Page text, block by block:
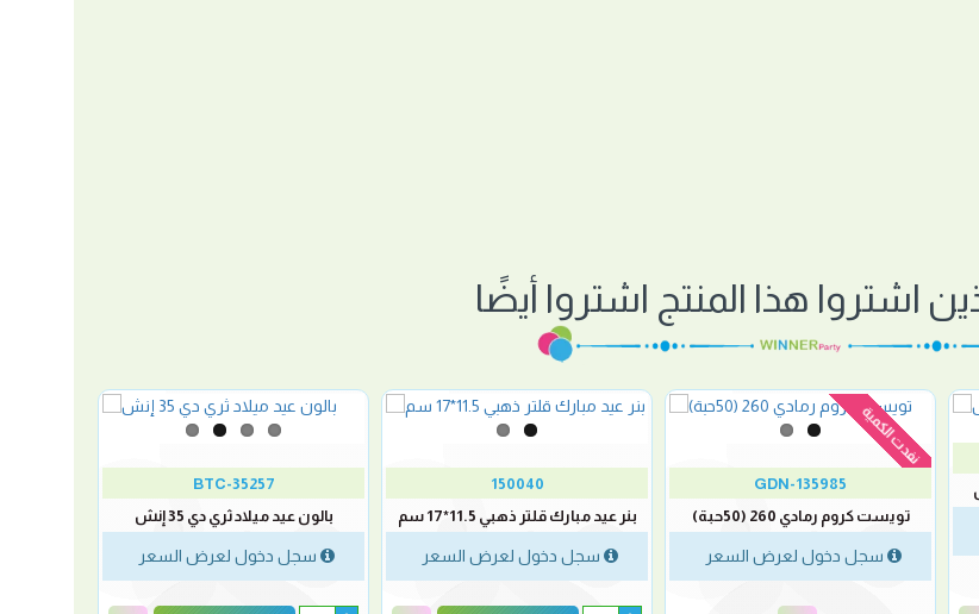
اشتروا هذا المنتج اشتروا أيضًا
نفدت الكمية
GDN-135985
تويست كروم رمادي 260 (50حبة)
سجل دخول لعرض السعر
150040
بنر عيد مبارك قلتر ذهبي 11.5*17 سم
سجل دخول لعرض السعر
BTC-35257
بالون عيد ميلاد ثري دي 35 إنش
سجل دخول لعرض السعر